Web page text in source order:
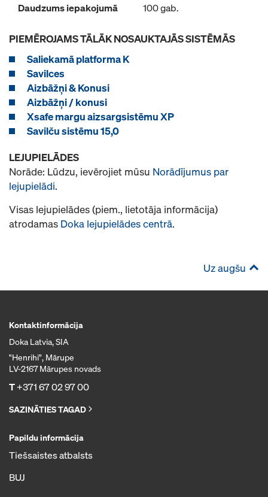
Daudzums iepakojumā 100 gab.
PIEMĒROJAMS TĀLĀK NOSAUKTAJĀS SISTĒMĀS
Saliekamā platforma K
Savilces
Aizbāžņi & Konusi
Aizbāžņi / konusi
Xsafe margu aizsargsistēmu XP
Savilču sistēmu 15,0
LEJUPIELĀDES
Norāde: Lūdzu, ievērojiet mūsu Norādījumus par
lejupielādi.
Visas lejupielādes (piem., lietotāja informācija)
atrodamas Doka lejupielādes centrā.
Uz augšu
Kontaktinformācija
Doka Latvia, SIA
"Henrihi", Mārupe
LV-2167 Mārupes novads
T+371 67 02 97 00
SAZINĀTIES TAGAD
Papildu informācija
Tiešsaistes atbalsts
BUJ